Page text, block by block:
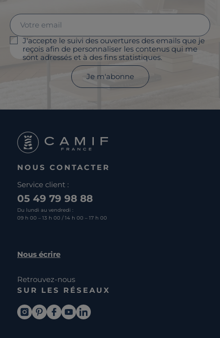
J'accepte le suivi des ouvertures des emails que je
reçois afin de personnaliser les contenus qui me
sont adressés et à des fins statistiques.
Je m'abonne
NOUS CONTACTER
Service client :
05 49 79 98 88
Du lundi au vendredi :
09 h 00 – 13 h 00 / 14 h 00 – 17 h 00
Nous écrire
Retrouvez-nous
SUR LES RÉSEAUX